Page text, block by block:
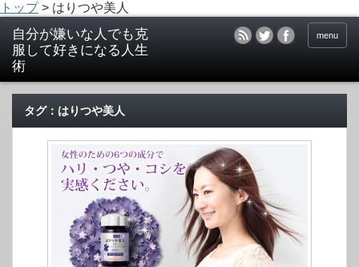
トップ> はりつや美人
menu
タグ：はりつや美人